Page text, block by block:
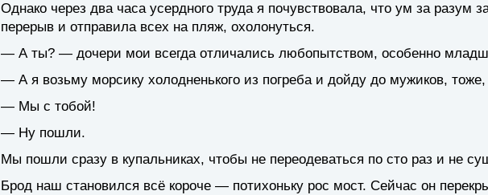
Однако через два часа усердного труда я почувствовала, что ум за разум
перерыв и отправила всех на пляж, охолонуться.
— А ты? — дочери мои всегда отличались любопытством, особенно
— А я возьму морсику холодненького из погреба и дойду до мужиков,
— Мы с тобой!
— Ну пошли.
Мы пошли сразу в купальниках, чтобы не переодеваться по сто раз и не
Брод наш становился всё короче — потихоньку рос мост. Сейчас он